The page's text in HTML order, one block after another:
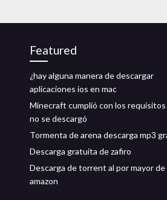
Featured
¿hay alguna manera de descargar
aplicaciones ios en mac
Minecraft cumplió con los
no se descargó
Tormenta de arena descarga mp3
Descarga gratuita de zafiro
Descarga de torrent al por mayor de
amazon